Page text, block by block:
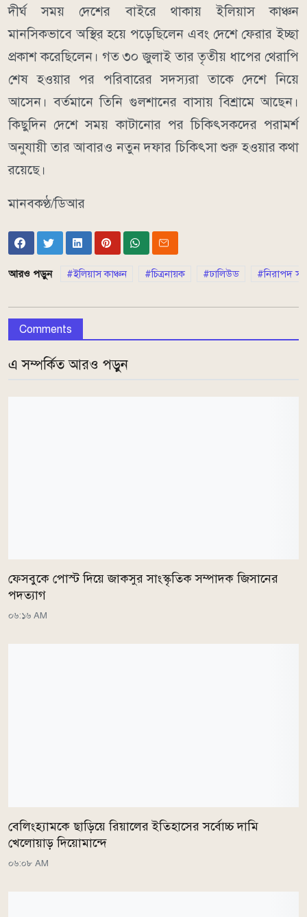
দীর্ঘ সময় দেশের বাইরে থাকায় ইলিয়াস কাঞ্চন
মানসিকভাবে অস্থির হয়ে পড়েছিলেন এবং দেশে ফেরার ইচ্ছা
প্রকাশ করেছিলেন। গত ৩০ জুলাই তার তৃতীয় ধাপের থেরাপি
শেষ হওয়ার পর পরিবারের সদস্যরা তাকে দেশে নিয়ে
আসেন। বর্তমানে তিনি গুলশানের বাসায় বিশ্রামে আছেন।
কিছুদিন দেশে সময় কাটানোর পর চিকিৎসকদের পরামর্শ
অনুযায়ী তার আবারও নতুন দফার চিকিৎসা শুরু হওয়ার কথা
রয়েছে।
মানবকণ্ঠ/ডিআর
আরও পড়ুন ইলিয়াস কাঞ্চন চিত্রনায়ক ঢালিউড নিরাপদ
Comments
এ সম্পর্কিত আরও পড়ুন
ফেসবুকে পোস্ট দিয়ে জাকসুর সাংস্কৃতিক সম্পাদক জিসানের
পদত্যাগ
০৬:১৬ AM
বেলিংহ্যামকে ছাড়িয়ে রিয়ালের ইতিহাসের সর্বোচ্চ দামি
খেলোয়াড় দিয়োমান্দে
০৬:০৮ AM